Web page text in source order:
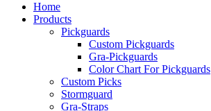
Home
Products
Pickguards
Custom Pickguards
Gra-Pickguards
Color Chart For Pickguards
Custom Picks
Stormguard
Gra-Straps